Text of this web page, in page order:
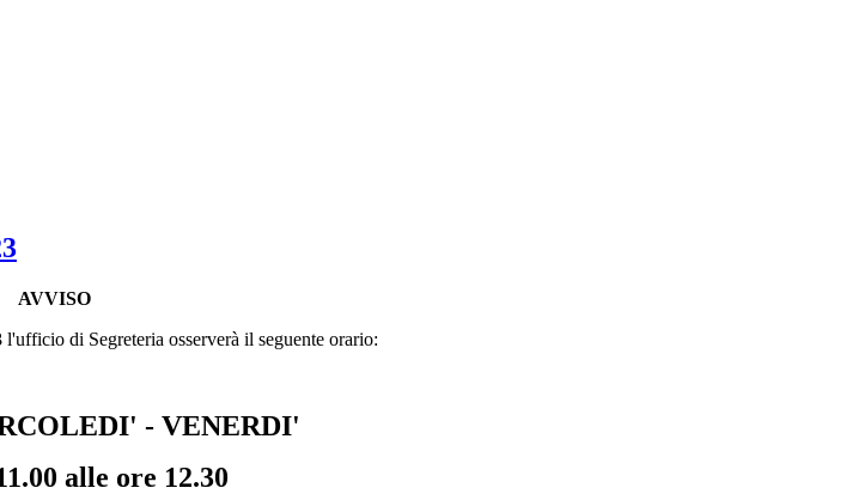
AVVISO
l'ufficio di Segreteria osserverà il seguente orario:
- VENERDI'
alle ore 12.30